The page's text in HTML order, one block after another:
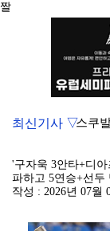
짤
[ST포
최신기사 ▽
'구자욱 3안타+디
파하고 5연승+선두
작성 : 2026년 07월